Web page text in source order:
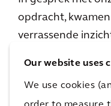
Our website uses
We use cookies
opdracht,
verrassende